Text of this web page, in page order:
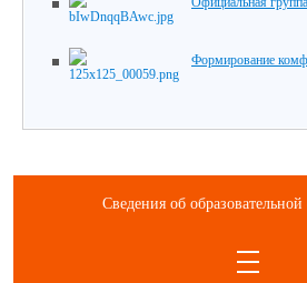
Формирование
Сведения об